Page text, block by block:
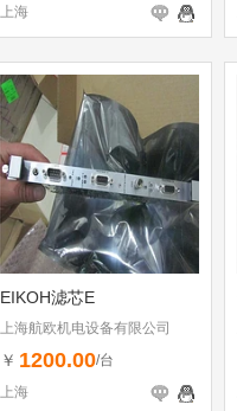
上海
EIKOH滤芯E
上海航欧机电设备有限公司
￥ 1200.00/台
上海